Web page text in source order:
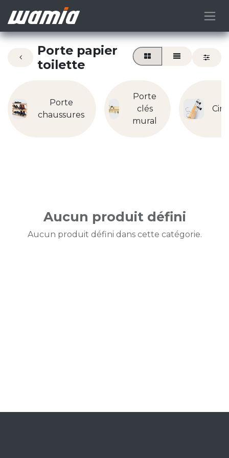
Porte papier
toilette
Porte
chaussures
Porte
clés
mural
Aucun produit défini
Aucun produit défini dans cette catégorie.